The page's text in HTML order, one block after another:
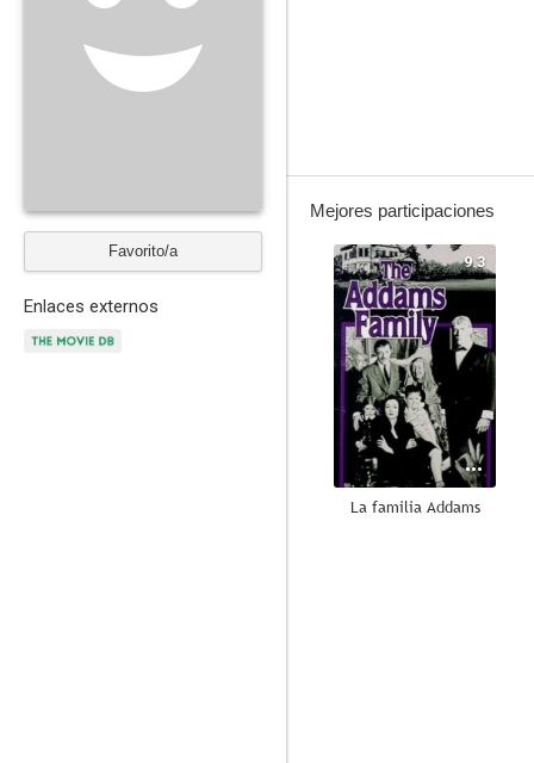
Favorito/a
Enlaces externos
Mejores participaciones
9.3
La familia Addams